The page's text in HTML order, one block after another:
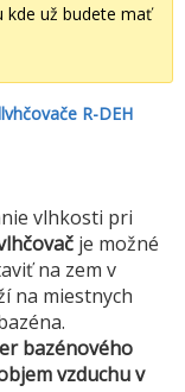
kde už budete mať
R-DEH
vlhkosti pri
je možné
na zem v
na miestnych
bazénového
vzduchu v